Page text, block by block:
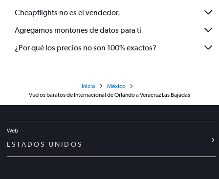
Cheapflights no es el vendedor.
Agregamos montones de datos para ti
¿Por qué los precios no son 100% exactos?
Inicio
México
Vuelos baratos de Internacional de Orlando a Veracruz Las Bajadas
Web
ESTADOS UNIDOS